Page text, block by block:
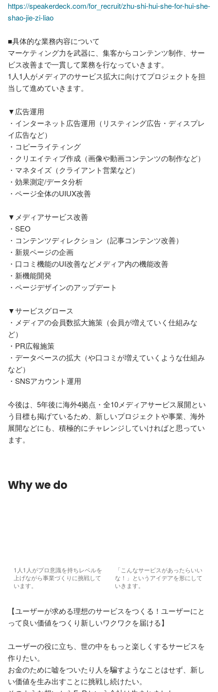
https://speakerdeck.com/for_recruit/zhu-shi-hui-she-for-hui-she-
shao-jie-zi-liao
■具体的な業務内容について
マーケティング力を武器に、集客からコンテンツ制作、サー
ビス改善まで一貫して業務を行なっていきます。
1人1人がメディアのサービス拡大に向けてプロジェクトを担
当して進めていきます。
▼広告運用
・インターネット広告運用（リスティング広告・ディスプレ
イ広告など）
・コピーライティング
・クリエイティブ作成（画像や動画コンテンツの制作など）
・マネタイズ（クライアント営業など）
・効果測定/データ分析
・ページ全体のUIUX改善
▼メディアサービス改善
・SEO
・コンテンツディレクション（記事コンテンツ改善）
・新規ページの企画
・口コミ機能のUI改善などメディア内の機能改善
・新機能開発
・ページデザインのアップデート
▼サービスグロース
・メディアの会員数拡大施策（会員が増えていく仕組みな
ど）
・PR広報施策
・データベースの拡大（や口コミが増えていくような仕組み
など）
・SNSアカウント運用
今後は、5年後に海外4拠点・全10メディアサービス展開とい
う目標も掲げているため、新しいプロジェクトや事業、海外
展開などにも、積極的にチャレンジしていければと思ってい
ます。
Why we do
1人1人がプロ意識を持ちレベルを
上げながら事業づくりに挑戦して
います。
「こんなサービスがあったらいい
な！」というアイデアを形にして
いきます。
【ユーザーが求める理想のサービスをつくる！ユーザーにと
って良い価値をつくり新しいワクワクを届ける】
ユーザーの役に立ち、世の中をもっと楽しくするサービスを
作りたい。
お金のために嘘をついたり人を騙すようなことはせず、新し
い価値を生み出すことに挑戦し続けたい。